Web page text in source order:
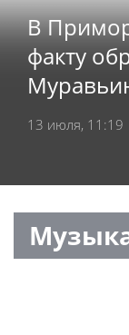
В
факту
13 июля, 11:19